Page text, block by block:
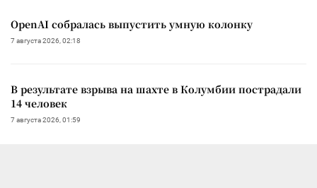
OpenAI собралась выпустить умную колонку
7 августа 2026, 02:18
В результате взрыва на шахте в Колумбии пострадали
14 человек
7 августа 2026, 01:59